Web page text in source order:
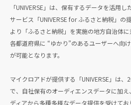
「UNIVERSE」は、保有するデータを活用
サービス「UNIVERSE for ふるさと納税」の
より「ふるさと納税」を実施の地方自治体
各都道府県に “ゆかり”のあるユーザーへ向
が可能となります。
マイクロアドが提供する「UNIVERSE」は
で、自社保有のオーディエンスデータに加
ディアから多種多様なデータ提供を受けて